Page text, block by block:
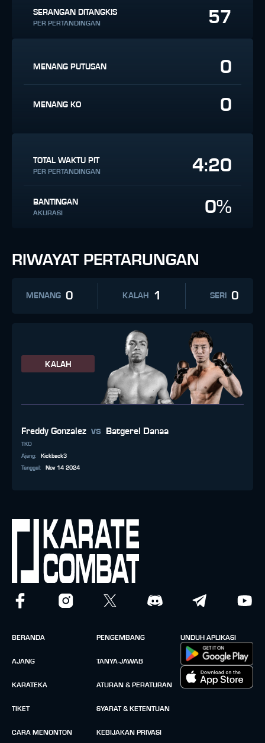
SERANGAN DITANGKIS
PER PERTANDINGAN 57
MENANG PUTUSAN 0
MENANG KO 0
TOTAL WAKTU PIT
PER PERTANDINGAN 4:20
BANTINGAN
AKURASI 0%
RIWAYAT PERTARUNGAN
MENANG 0 KALAH 1 SERI 0
KALAH
Freddy Gonzalez vs Batgerel Danaa
TKO
Ajang:
Kickback3
Tanggal : Nov 14 2024
BERANDA
AJANG
KARATEKA
TIKET
CARA MENONTON
PENGEMBANG
TANYA-JAWAB
ATURAN & PERATURAN
SYARAT & KETENTUAN
KEBIJAKAN PRIVASI
UNDUH APLIKASI